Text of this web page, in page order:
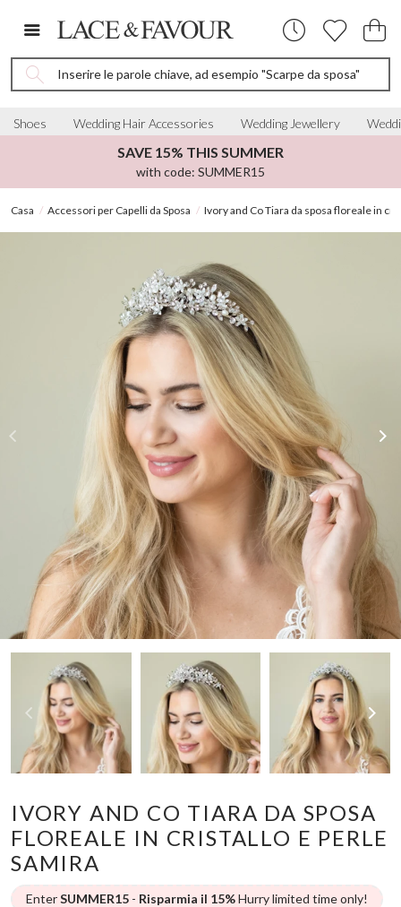
Inserire le parole chiave, ad esempio "Scarpe da sposa"
Shoes Wedding Hair Accessories Wedding Jewellery
SAVE 15% THIS SUMMER
with code: SUMMER15
Casa Accessori per Capelli da Sposa Ivory and Co Tiara da sposa floreale in
IVORY AND CO TIARA DA SPOSA
FLOREALE IN CRISTALLO E PERLE
SAMIRA
EnterSUMMER15 - Risparmia il 15%Hurry limited time only!